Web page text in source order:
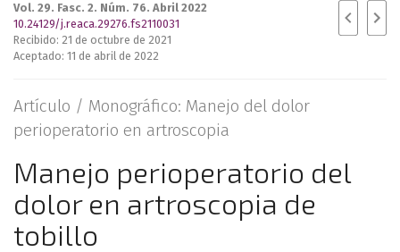
Vol. 29. Fasc. 2. Núm. 76. Abril 2022
10.24129/j.reaca.29276.fs2110031
Recibido: 21 de octubre de 2021
Aceptado: 11 de abril de 2022
Artículo / Monográfico: Manejo del dolor
perioperatorio en artroscopia
Manejo perioperatorio del
dolor en artroscopia de
tobillo